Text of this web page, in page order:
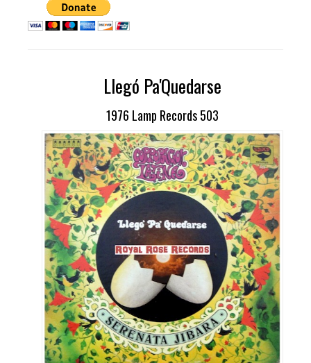
Llegó Pa'Quedarse
1976 Lamp Records 503